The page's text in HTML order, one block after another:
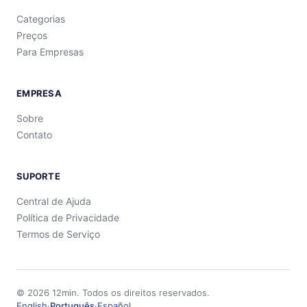
Categorias
Preços
Para Empresas
EMPRESA
Sobre
Contato
SUPORTE
Central de Ajuda
Política de Privacidade
Termos de Serviço
© 2026 12min. Todos os direitos reservados.